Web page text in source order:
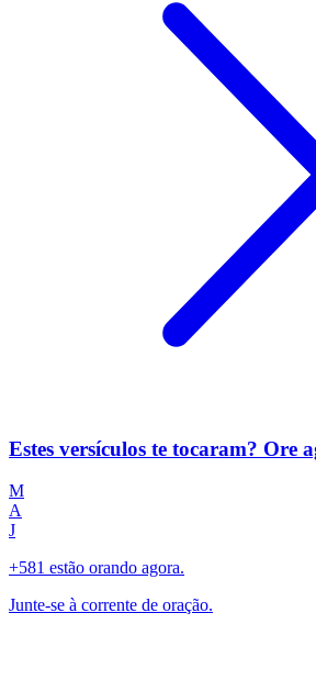
Estes versículos te tocaram? Ore
M
A
J
+581 estão orando agora.
Junte-se à corrente de oração.